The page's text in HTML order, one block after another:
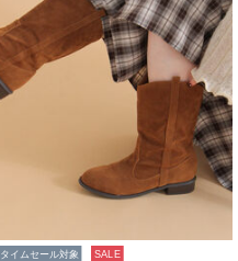
タイムセール対象 SALE